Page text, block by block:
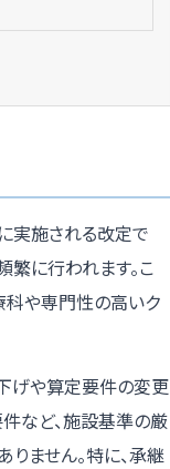
実施される改定で
に行われます。こ
科や専門性の高いク
げや算定要件の変更
など、施設基準の厳
ません。特に、承継